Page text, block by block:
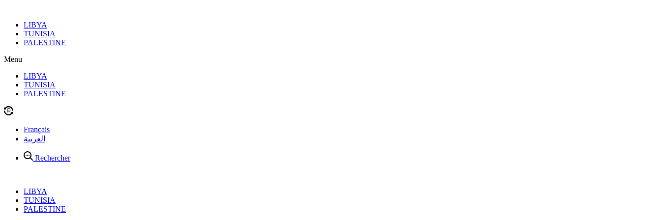
contenuLIBYA
TUNISIA
PALESTINE
Menu
LIBYA
TUNISIA
PALESTINE
Français
العربية
Rechercher
LIBYA
TUNISIA
PALESTINE